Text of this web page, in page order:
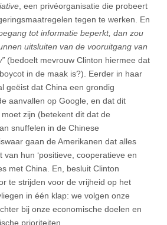
, een privéorganisatie die probeert
tegen te werken. En
tot informatie beperkt, dan zou
uitsluiten van de vooruitgang van
(bedoelt mevrouw Clinton hiermee dat
in de maak is?). Eerder in haar
geëist dat China een grondig
aanvallen op Google, en dat dit
zijn (betekent dit dat de
snuffelen in de Chinese
gaan de Amerikanen dat alles
hun ‘positieve, cooperatieve en
met China. En, besluit Clinton
te strijden voor de vrijheid op het
in één klap: we volgen onze
bij onze economische doelen en
prioriteiten.